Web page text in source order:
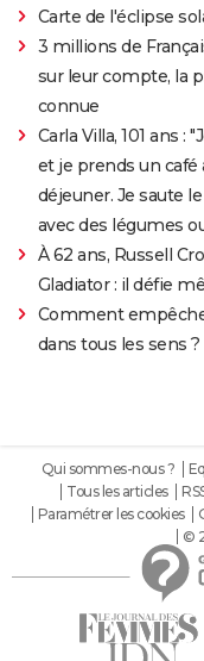
Carte de l'éclipse
3 millions de
sur leur compte, la
connue
Carla Villa, 101 ans
et je prends un
déjeuner. Je saute
avec des légumes
À 62 ans, Russell
Gladiator : il défie
Comment
dans tous les sens ?
Qui sommes-nous ?
Tous les articles
Paramétrer les cookies
©